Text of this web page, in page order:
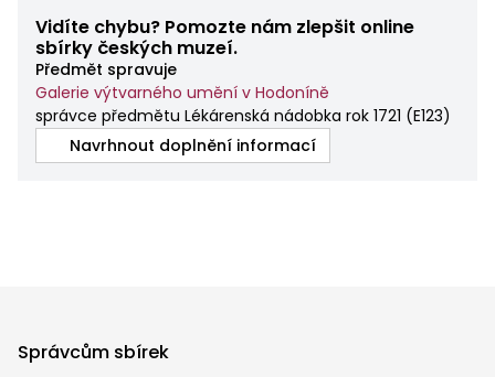
Vidíte chybu? Pomozte nám zlepšit online
sbírky českých muzeí.
Předmět spravuje
Galerie výtvarného umění v Hodoníně
správce předmětu Lékárenská nádobka rok 1721 (E123)
Navrhnout doplnění informací
Správcům sbírek